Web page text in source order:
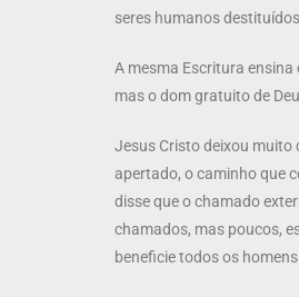
seres humanos
A mesma Escritura ensina
mas o dom gratuito de
Jesus Cristo deixou muito
apertado, o caminho que
disse que o chamado
chamados, mas poucos,
beneficie todos os homens.